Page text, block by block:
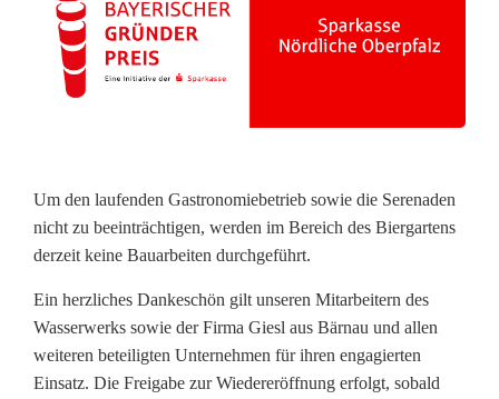
Um den laufenden Gastronomiebetrieb sowie die Serenaden
nicht zu beeinträchtigen, werden im Bereich des Biergartens
derzeit keine Bauarbeiten durchgeführt.
Ein herzliches Dankeschön gilt unseren Mitarbeitern des
Wasserwerks sowie der Firma Giesl aus Bärnau und allen
weiteren beteiligten Unternehmen für ihren engagierten
Einsatz. Die Freigabe zur Wiedereröffnung erfolgt, sobald